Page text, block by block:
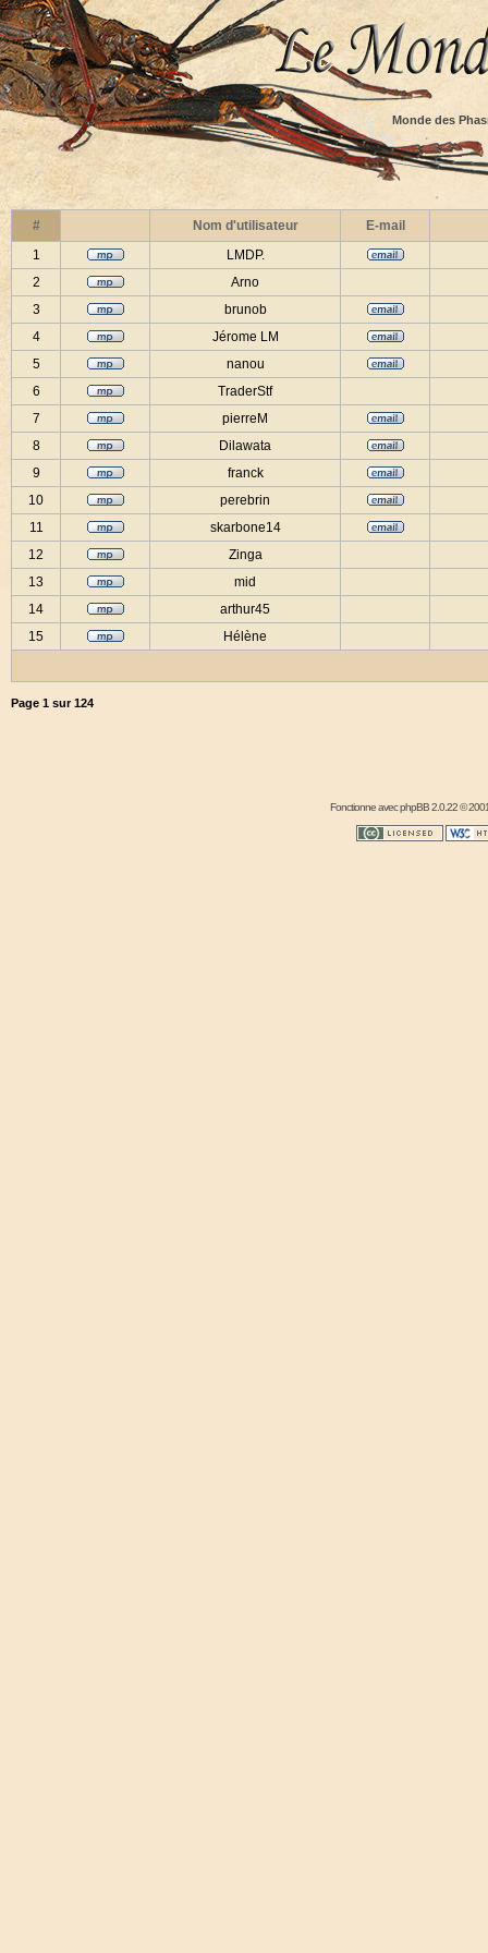
Monde des
# Nom d'utilisateur
E-mail
1
LMDP.
2
Arno
3
brunob
4
Jérome LM
5
nanou
6
TraderStf
7
pierreM
8
Dilawata
9
franck
10
perebrin
11
skarbone14
12
Zinga
13
mid
14
arthur45
15
Hélène
Page 1 sur124
Fonctionne avecphpBB2.0.22 ©